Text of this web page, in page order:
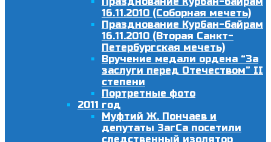
16.11.2010 (Соборная мечеть)
Празднование Курбан-байрам
16.11.2010 (Вторая Санкт-
Петербургская мечеть)
Вручение медали ордена “За
заслуги перед Отечеством” II
степени
Портретные фото
2011 год
Муфтий Ж. Пончаев и
депутаты ЗагСа посетили
следственный изолятор